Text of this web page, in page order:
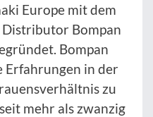
Europe mit dem
Bompan
Bompan
Erfahrungen in der
zu
mehr als zwanzig